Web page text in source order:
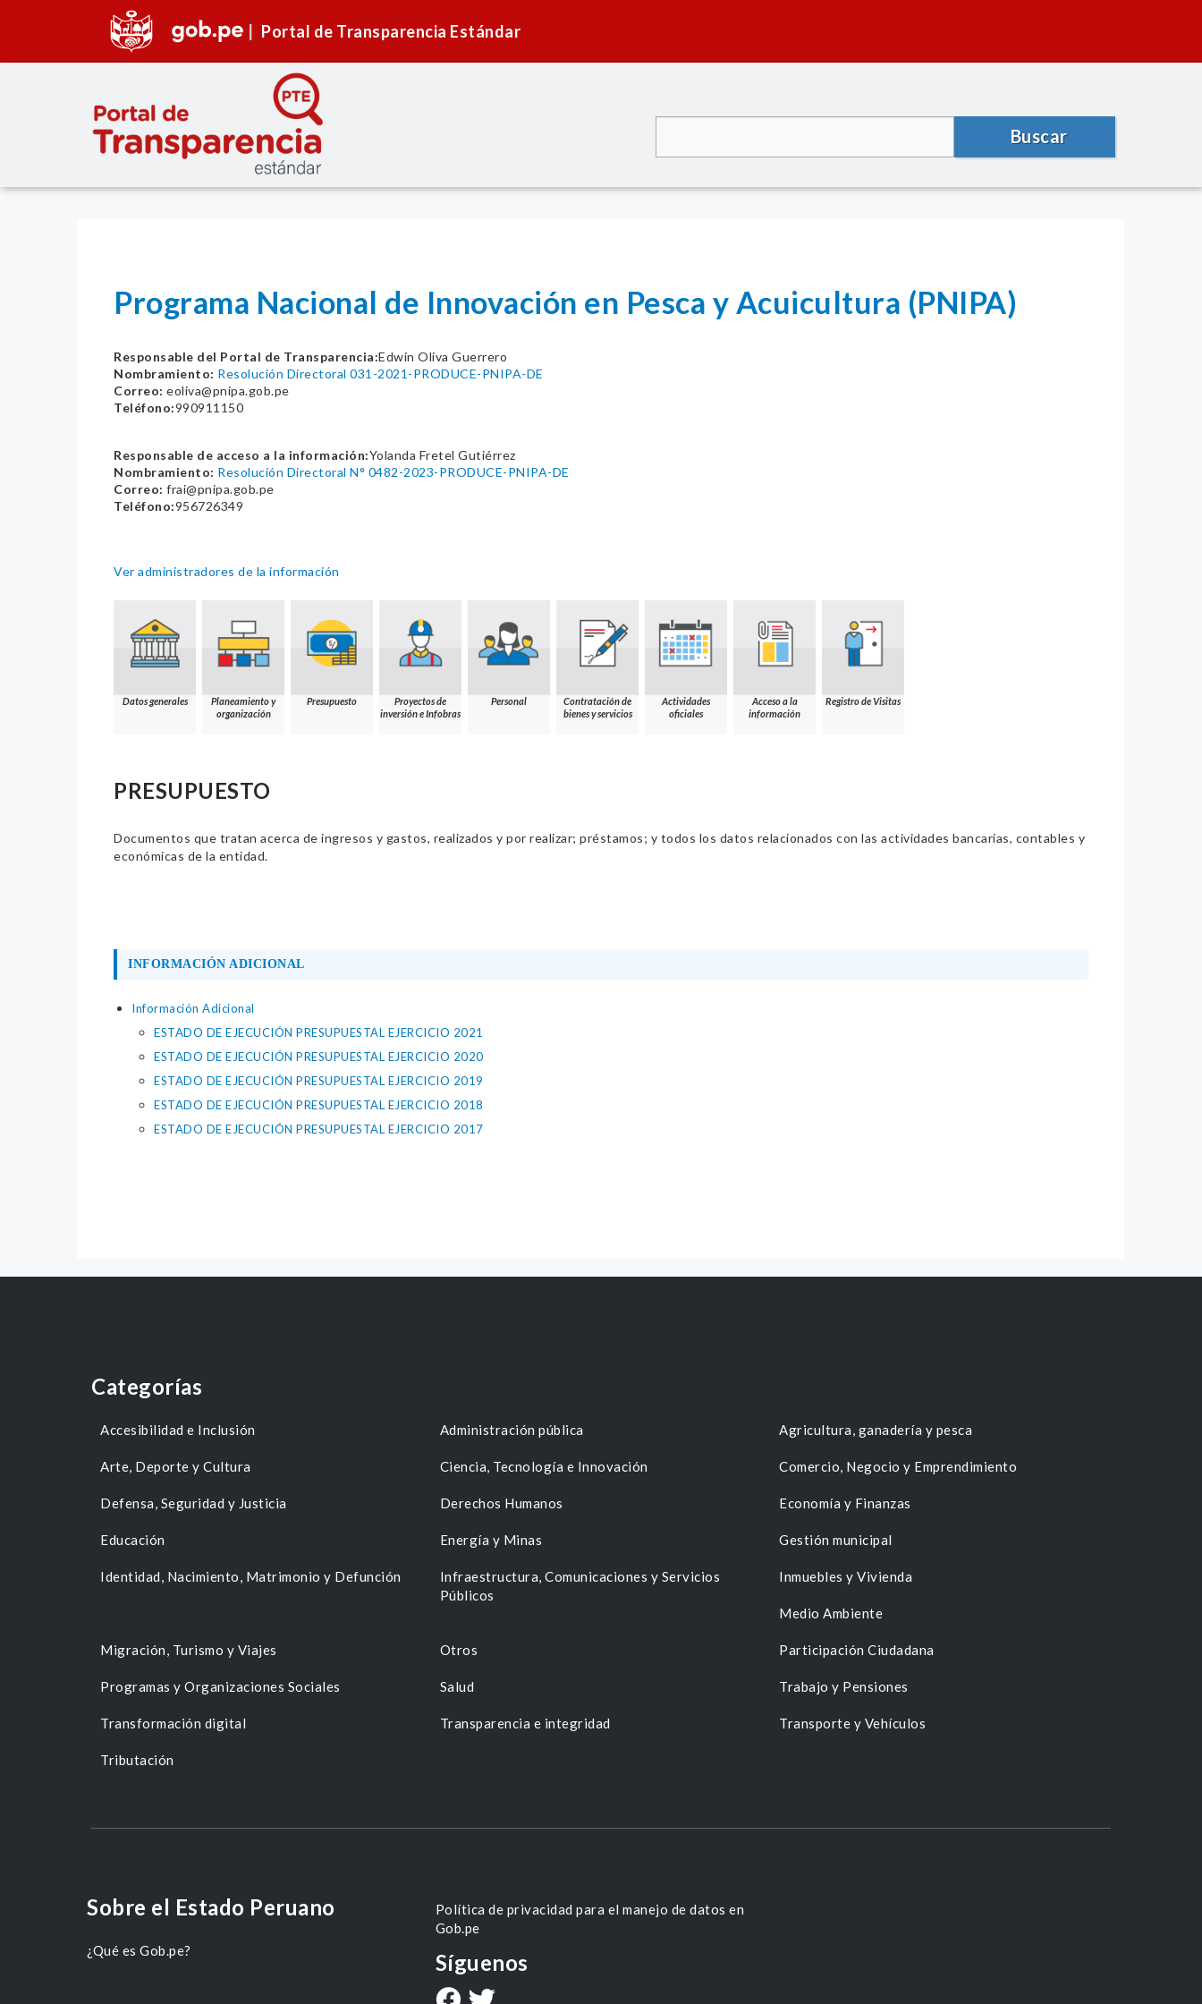
Portal de Transparencia Estándar
Buscar
Programa Nacional de Innovación en Pesca y Acuicultura (PNIPA)
Responsable del Portal de Transparencia:Edwin Oliva Guerrero
Nombramiento: Resolución Directoral 031-2021-PRODUCE-PNIPA-DE
Correo: eoliva@pnipa.gob.pe
Teléfono:990911150
Responsable de acceso a la información:Yolanda Fretel Gutiérrez
Nombramiento: Resolución Directoral N° 0482-2023-PRODUCE-PNIPA-DE
Correo: frai@pnipa.gob.pe
Teléfono:956726349
Ver administradores de la información
Datos generales
Planeamiento y
organización
Presupuesto
Proyectos de
inversión e Infobras
Personal
Contratación de
bienes y servicios
Actividades
oficiales
Acceso a la
información
Registro de Visitas
PRESUPUESTO
Documentos que tratan acerca de ingresos y gastos, realizados y por realizar; préstamos; y todos los datos relacionados con las actividades bancarias, contables y
económicas de la entidad.
INFORMACIÓN ADICIONAL
Información Adicional
ESTADO DE EJECUCIÓN PRESUPUESTAL EJERCICIO 2021
ESTADO DE EJECUCIÓN PRESUPUESTAL EJERCICIO 2020
ESTADO DE EJECUCIÓN PRESUPUESTAL EJERCICIO 2019
ESTADO DE EJECUCIÓN PRESUPUESTAL EJERCICIO 2018
ESTADO DE EJECUCIÓN PRESUPUESTAL EJERCICIO 2017
Categorías
Accesibilidad e Inclusión Administración pública Agricultura, ganadería y pesca
Arte, Deporte y Cultura Ciencia, Tecnología e Innovación Comercio, Negocio y Emprendimiento
Defensa, Seguridad y Justicia Derechos Humanos Economía y Finanzas
Educación Energía y Minas Gestión municipal
Identidad, Nacimiento, Matrimonio y Defunción
Infraestructura, Comunicaciones y Servicios
Públicos
Inmuebles y Vivienda
Medio Ambiente
Migración, Turismo y Viajes Otros Participación Ciudadana
Programas y Organizaciones Sociales Salud Trabajo y Pensiones
Transformación digital Transparencia e integridad Transporte y Vehículos
Tributación
Sobre el Estado Peruano
¿Qué es Gob.pe?
Política de privacidad para el manejo de datos en
Gob.pe
Síguenos